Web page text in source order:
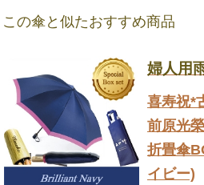
この傘と似たおすすめ商品
婦人用
喜寿祝*
前原光
折畳傘
イビー)